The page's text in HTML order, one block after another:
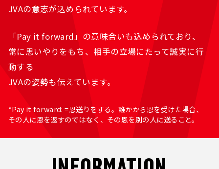
JVAの意志が込められています。
「Pay it forward」の意味合いも込められており、
常に思いやりをもち、相手の立場にたって誠実に行
動する
JVAの姿勢も伝えています。
*Pay it forward: =恩送りをする。誰かから恩を受けた場合、
その人に恩を返すのではなく、その恩を別の人に送ること。